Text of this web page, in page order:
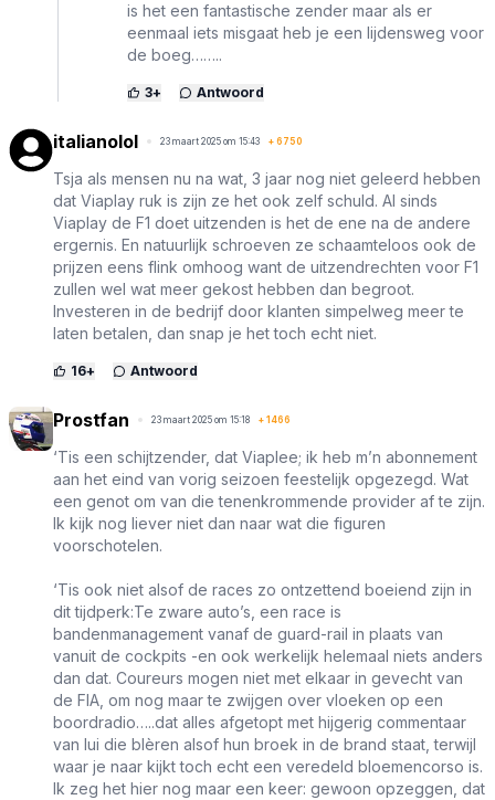
is het een fantastische zender maar als er
eenmaal iets misgaat heb je een lijdensweg voor
de boeg……..
3+ Antwoord
italianolol 23 maart 2025 om 15:43 + 6750
Tsja als mensen nu na wat, 3 jaar nog niet geleerd hebben
dat Viaplay ruk is zijn ze het ook zelf schuld. Al sinds
Viaplay de F1 doet uitzenden is het de ene na de andere
ergernis. En natuurlijk schroeven ze schaamteloos ook de
prijzen eens flink omhoog want de uitzendrechten voor F1
zullen wel wat meer gekost hebben dan begroot.
Investeren in de bedrijf door klanten simpelweg meer te
laten betalen, dan snap je het toch echt niet.
16+ Antwoord
Prostfan 23 maart 2025 om 15:18 + 1466
‘Tis een schijtzender, dat Viaplee; ik heb m’n abonnement
aan het eind van vorig seizoen feestelijk opgezegd. Wat
een genot om van die tenenkrommende provider af te zijn.
Ik kijk nog liever niet dan naar wat die figuren
voorschotelen.
‘Tis ook niet alsof de races zo ontzettend boeiend zijn in
dit tijdperk:Te zware auto’s, een race is
bandenmanagement vanaf de guard-rail in plaats van
vanuit de cockpits -en ook werkelijk helemaal niets anders
dan dat. Coureurs mogen niet met elkaar in gevecht van
de FIA, om nog maar te zwijgen over vloeken op een
boordradio…..dat alles afgetopt met hijgerig commentaar
van lui die blèren alsof hun broek in de brand staat, terwijl
waar je naar kijkt toch echt een veredeld bloemencorso is.
Ik zeg het hier nog maar een keer: gewoon opzeggen, dat